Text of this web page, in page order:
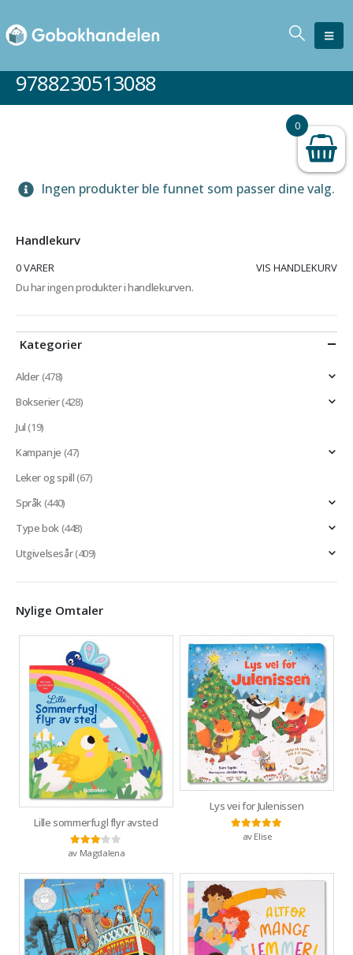
9788230513088
Ingen produkter ble funnet som passer dine valg.
Handlekurv
0 VARER
VIS HANDLEKURV
Du har ingen produkter i handlekurven.
Kategorier
Alder(478)
Bokserier(428)
Jul(19)
Kampanje (47)
Leker og spill(67)
Språk(440)
Type bok(448)
Utgivelsesår(409)
Nylige Omtaler
Lille sommerfugl flyr avsted
Vurdert3av 5
av Magdalena
Lys vei for Julenissen
Vurdert5
av Elise
0